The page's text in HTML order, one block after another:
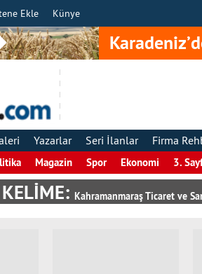
Ekle Künye
Yazarlar Seri İlanlar Firma
Magazin Spor Ekonomi 3.
Kahramanmaraş Ticaret ve